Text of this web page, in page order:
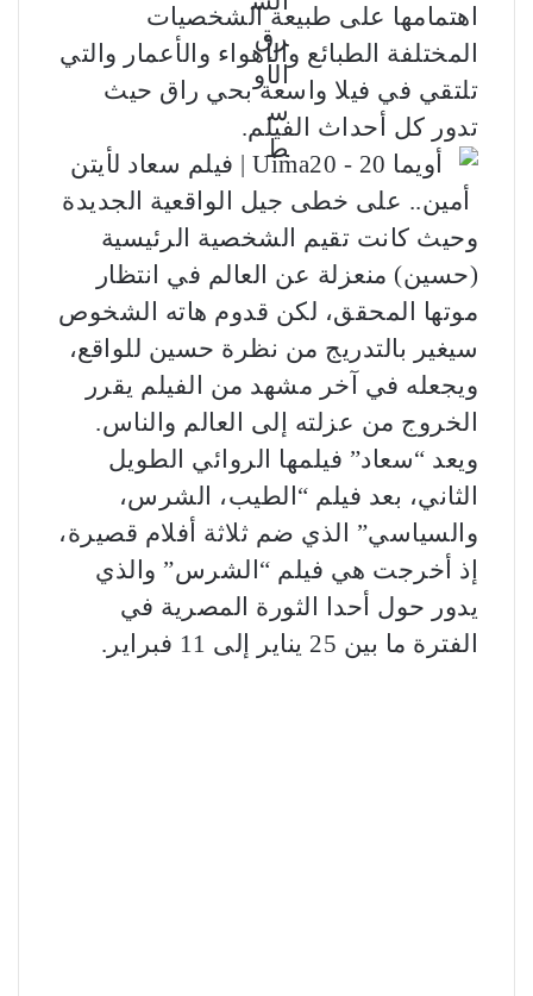
اهتمامها على طبيعة الشخصيات
المختلفة الطبائع والأهواء والأعمار والتي
تلتقي في فيلا واسعة بحي راق حيث
تدور كل أحداث الفيلم.
وحيث كانت تقيم الشخصية الرئيسية
(حسين) منعزلة عن العالم في انتظار
موتها المحقق، لكن قدوم هاته الشخوص
سيغير بالتدريج من نظرة حسين للواقع،
ويجعله في آخر مشهد من الفيلم يقرر
الخروج من عزلته إلى العالم والناس.
ويعد “سعاد” فيلمها الروائي الطويل
الثاني، بعد فيلم “الطيب، الشرس،
والسياسي” الذي ضم ثلاثة أفلام قصيرة،
إذ أخرجت هي فيلم “الشرس” والذي
يدور حول أحدا الثورة المصرية في
الفترة ما بين 25 يناير إلى 11 فبراير.